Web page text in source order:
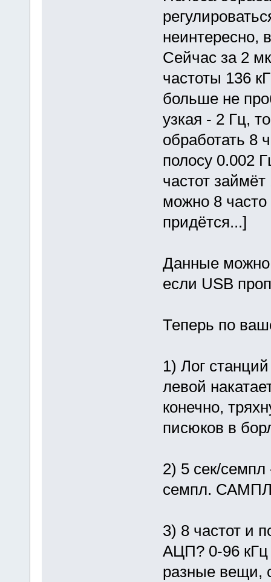
неинтересно,
Сейчас за 2
частоты 136
больше не
узкая - 2 Гц,
обработать 8
полосу 0.002
частот
можно 8 часто
придётся...]
Данные можно
если USB
Теперь по
1) Лог
левой
конечно,
писюков в
2) 5 сек/семпл
семпл. САМПЛ
3) 8 частот и
АЦП? 0-96 кГц
разные вещи,